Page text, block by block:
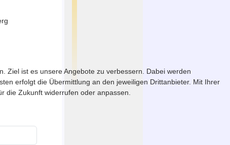
Ziel ist es unsere Angebote zu verbessern. Dabei werden
erfolgt die Übermittlung an den jeweiligen Drittanbieter. Mit Ihrer
die Zukunft widerrufen oder anpassen.